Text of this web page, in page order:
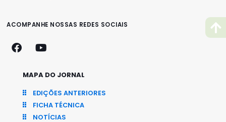
ACOMPANHE NOSSAS REDES SOCIAIS
MAPA DO JORNAL
EDIÇÕES ANTERIORES
FICHA TÉCNICA
NOTÍCIAS